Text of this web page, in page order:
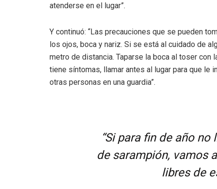
atenderse en el lugar”.
Y continuó: “Las precauciones que se pueden
los ojos, boca y nariz. Si se está al cuidado de
metro de distancia. Taparse la boca al toser con
tiene síntomas, llamar antes al lugar para que le
otras personas en una guardia”.
“Si para fin de año
de sarampión, vamos
libres de